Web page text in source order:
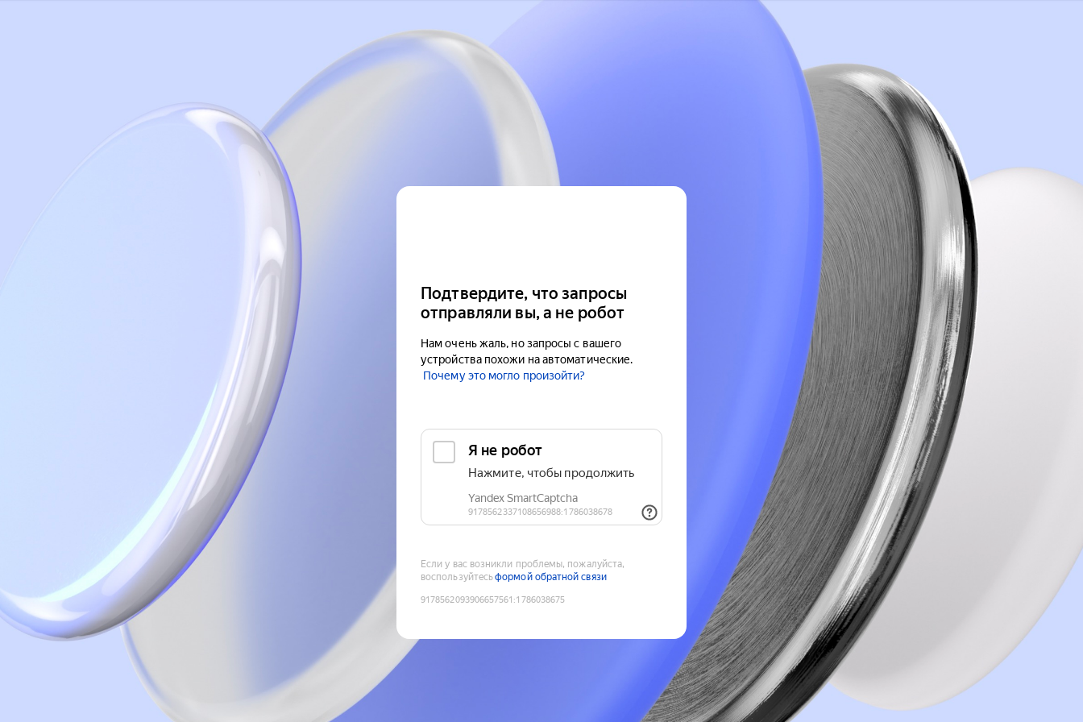
Подтвердите, что запросы
отправляли вы, а не робот
Нам очень жаль, но запросы с вашего
устройства похожи на автоматические.
Почему это могло произойти?
Если у вас возникли проблемы, пожалуйста,
воспользуйтесьформой обратной связи
9178562093906657561 :1786038675